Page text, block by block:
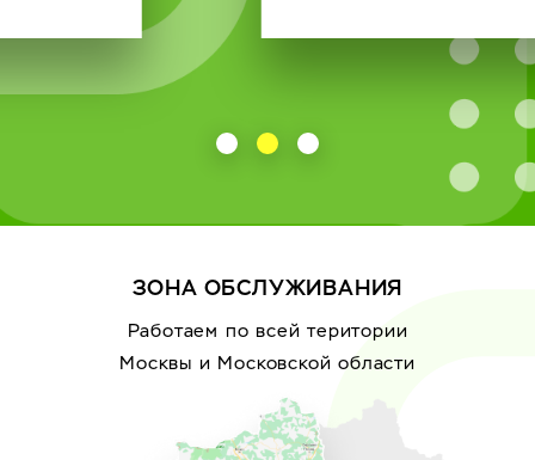
ЗОНА ОБСЛУЖИВАНИЯ
Работаем по всей територии
Москвы и Московской области